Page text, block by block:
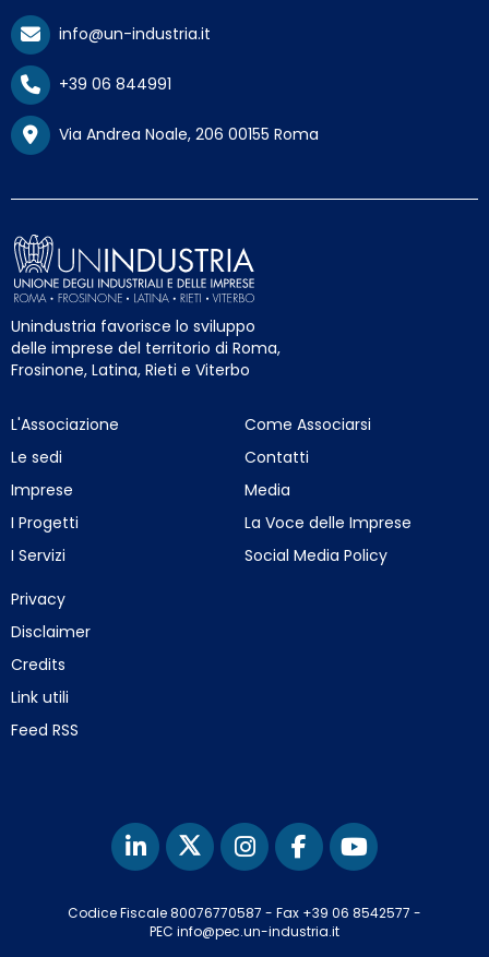
info@un-industria.it
+39 06 844991
Via Andrea Noale, 206 00155 Roma
Unindustria favorisce lo sviluppo
delle imprese del territorio di Roma,
Frosinone, Latina, Rieti e Viterbo
L'Associazione
Le sedi
Imprese
I Progetti
I Servizi
Come Associarsi
Contatti
Media
La Voce delle Imprese
Social Media Policy
Privacy
Disclaimer
Credits
Link utili
Feed RSS
Codice Fiscale 80076770587 - Fax +39 06 8542577 -
PEC info@pec.un-industria.it